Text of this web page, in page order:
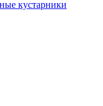
кустарники